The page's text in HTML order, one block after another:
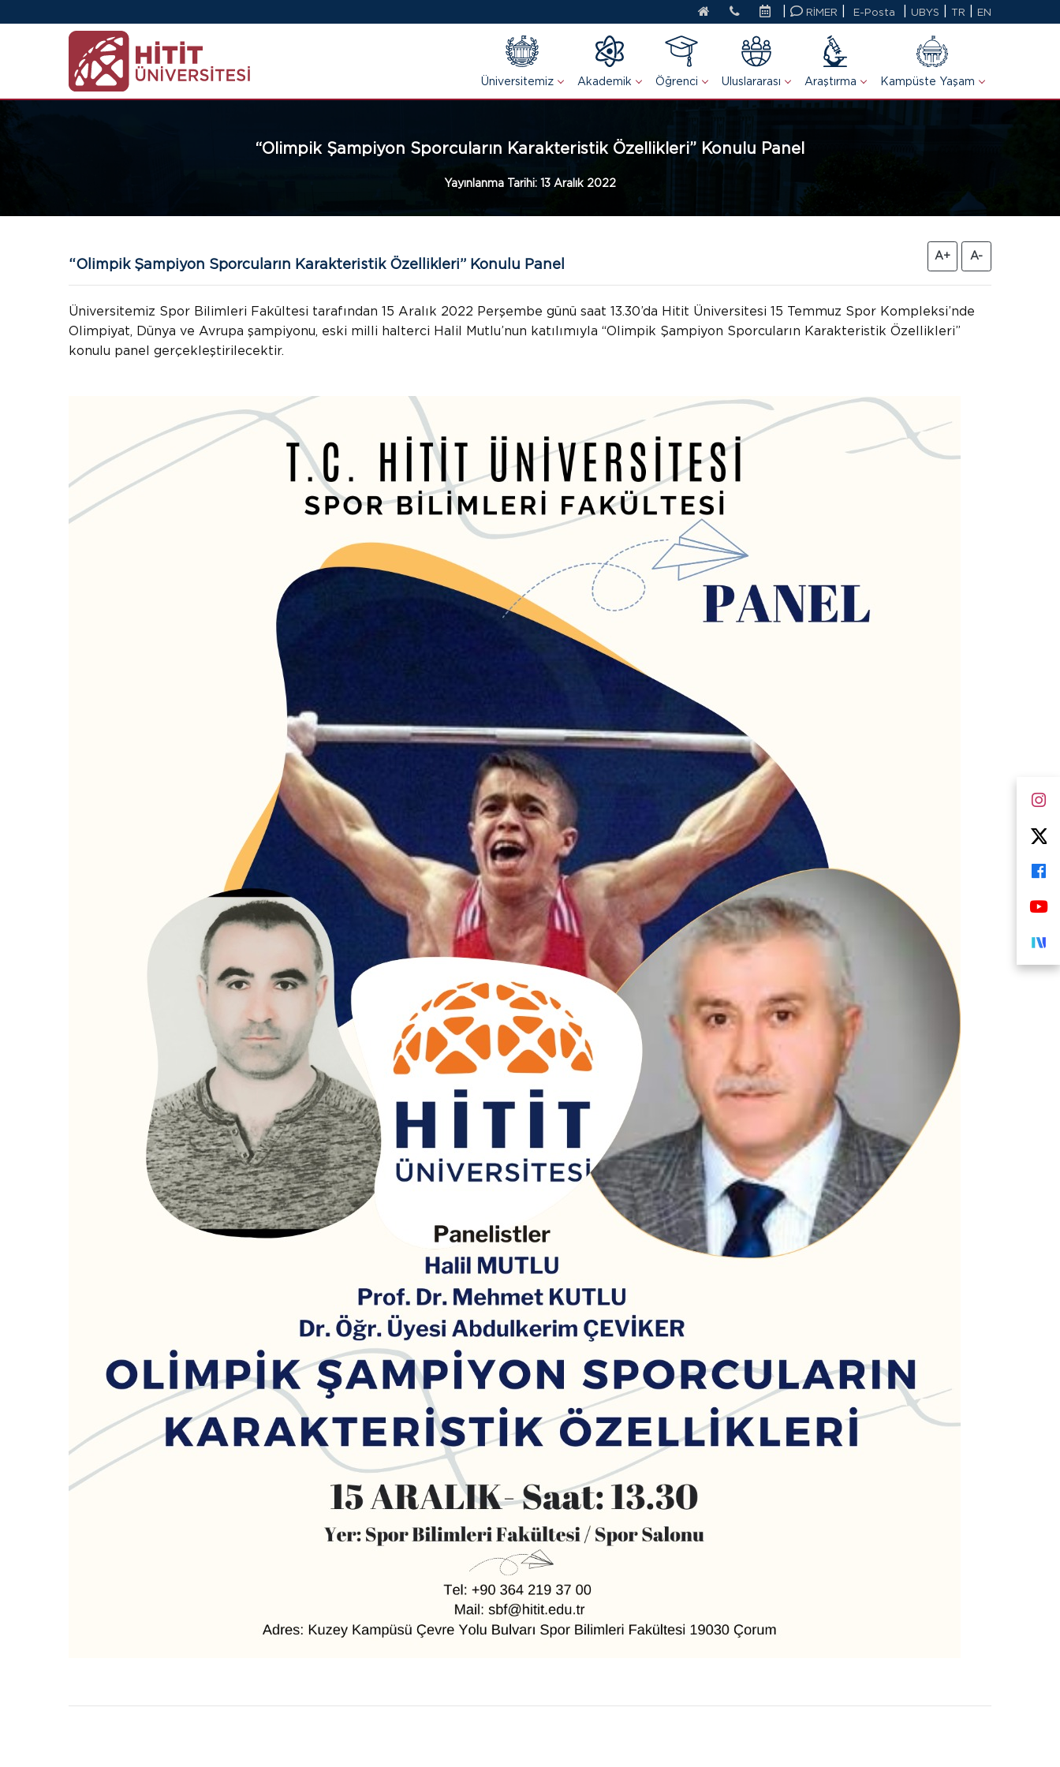
RİMER E-Posta UBYS TR EN
Üniversitemiz Akademik Öğrenci Uluslararası Araştırma Kampüste Yaşam
“Olimpik Şampiyon Sporcuların Karakteristik Özellikleri” Konulu Panel
Yayınlanma Tarihi: 13 Aralık 2022
“Olimpik Şampiyon Sporcuların Karakteristik Özellikleri” Konulu Panel A+ A-
Üniversitemiz Spor Bilimleri Fakültesi tarafından 15 Aralık 2022 Perşembe günü saat 13.30’da Hitit Üniversitesi 15 Temmuz Spor Kompleksi’nde
Olimpiyat, Dünya ve Avrupa şampiyonu, eski milli halterci Halil Mutlu’nun katılımıyla “Olimpik Şampiyon Sporcuların Karakteristik Özellikleri”
konulu panel gerçekleştirilecektir.